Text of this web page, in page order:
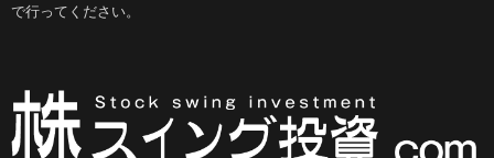
で行ってください。